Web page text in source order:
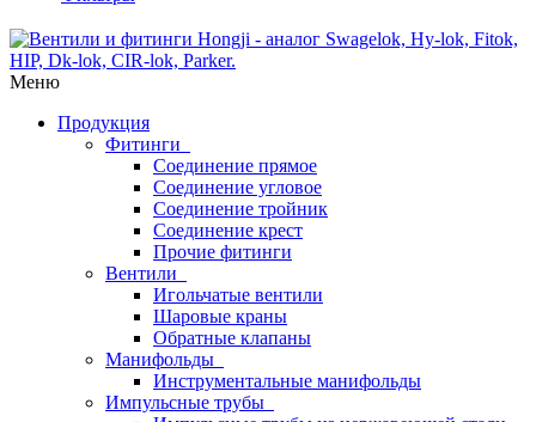
Меню
Продукция
Фитинги
Соединение прямое
Соединение угловое
Соединение тройник
Соединение крест
Прочие фитинги
Вентили
Игольчатые вентили
Шаровые краны
Обратные клапаны
Манифольды
Инструментальные манифольды
Импульсные трубы